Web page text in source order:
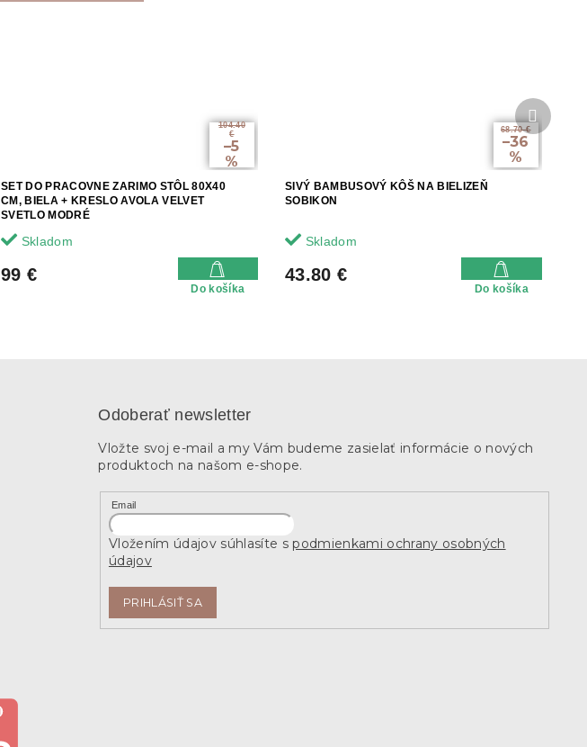
104.40
€
–5
%
SET DO PRACOVNE ZARIMO STÔL 80X40
CM, BIELA + KRESLO AVOLA VELVET
SVETLO MODRÉ
Skladom
99 €
Do košíka
68.70 €
–36
%
SIVÝ BAMBUSOVÝ KÔŠ NA BIELIZEŇ
SOBIKON
Skladom
43.80 €
Do košíka
Ďalší
produkt
Odoberať newsletter
Vložte svoj e-mail a my Vám budeme zasielať informácie o nových
produktoch na našom e-shope.
Email
Vložením údajov súhlasíte spodmienkami ochrany osobných
údajov
PRIHLÁSIŤ SA